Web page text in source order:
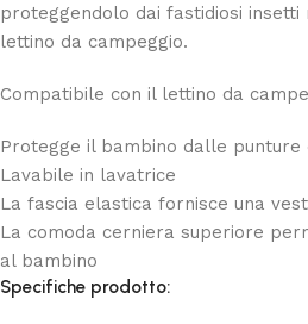
proteggendolo dai fastidiosi
lettino da campeggio.
Compatibile con il lettino da
Protegge il bambino dalle punture
Lavabile in lavatrice
La fascia elastica fornisce una
La comoda cerniera superiore
al bambino
Specifiche prodotto: